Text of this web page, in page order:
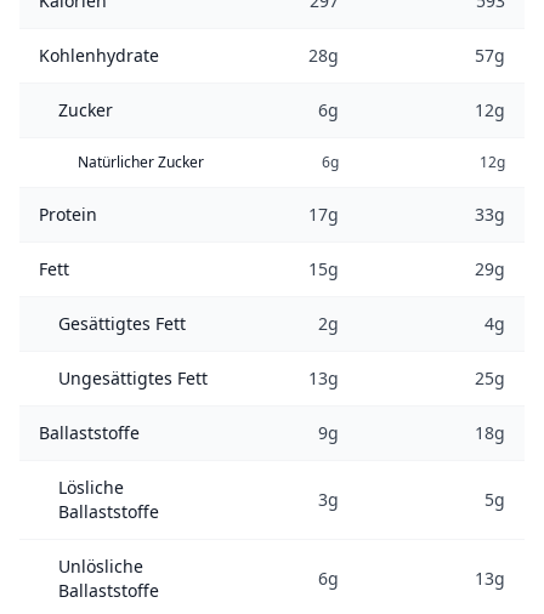
Kohlenhydrate 28g 57g
Zucker 6g 12g
Natürlicher Zucker 6g 12g
Protein 17g 33g
Fett 15g 29g
Gesättigtes Fett 2g 4g
Ungesättigtes Fett 13g 25g
Ballaststoffe 9g 18g
Lösliche
Ballaststoffe
3g 5g
Unlösliche
Ballaststoffe
6g 13g